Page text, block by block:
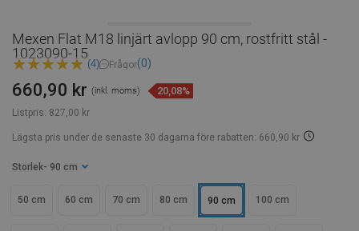
Mexen Flat M18 linjärt avlopp 90 cm, rostfritt stål -
1023090-15
(4) Frågor(0)
Listpris: 827,00 kr
660,90 kr (inkl. moms) 20,08%
Lägsta pris under de senaste 30 dagarna före rabatten: 660,90 kr
Storlek - 90 cm
50 cm 60 cm 70 cm 80 cm 90 cm 100 cm